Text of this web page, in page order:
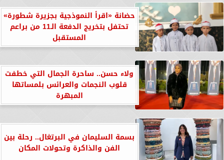
حضانة «اقرأ النموذجية بجزيرة شطورة»
تحتفل بتخريج الدفعة الـ11 من براعم
المستقبل
ولاء حسن.. ساحرة الجمال التي خطفت
قلوب النجمات والعرائس بلمساتها
المبهرة
بسمة السليمان في البرتغال.. رحلة بين
الفن والذاكرة وتحولات المكان